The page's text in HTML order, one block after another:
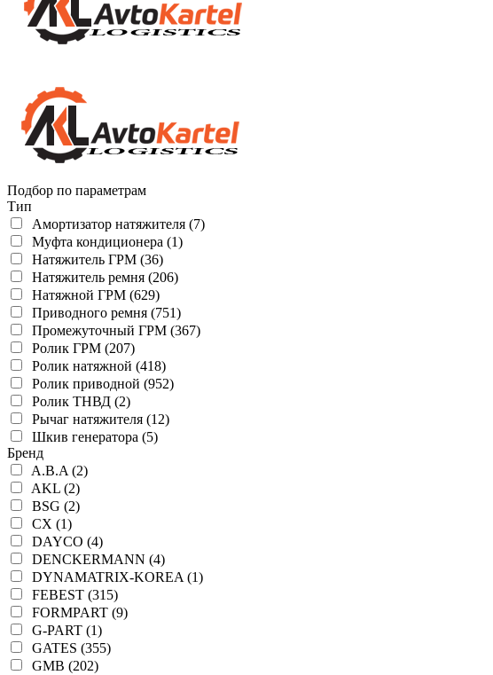
Подбор по параметрам
Тип
Амортизатор натяжителя (7)
Муфта кондиционера (1)
Натяжитель ГРМ (36)
Натяжитель ремня (206)
Натяжной ГРМ (629)
Приводного ремня (751)
Промежуточный ГРМ (367)
Ролик ГРМ (207)
Ролик натяжной (418)
Ролик приводной (952)
Ролик ТНВД (2)
Рычаг натяжителя (12)
Шкив генератора (5)
Бренд
A.B.A (2)
AKL (2)
BSG (2)
CX (1)
DAYCO (4)
DENCKERMANN (4)
DYNAMATRIX-KOREA (1)
FEBEST (315)
FORMPART (9)
G-PART (1)
GATES (355)
GMB (202)